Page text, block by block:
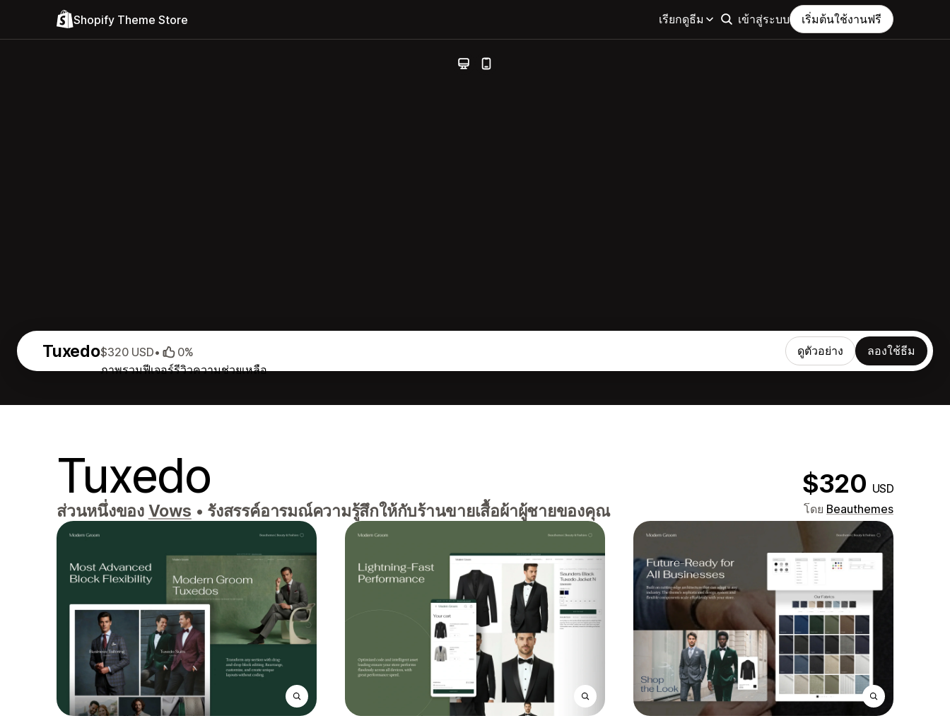
Shopify Theme Store เรียกดูธีม เข้าสู่ระบบ เริ่มต้นใช้งานฟรี
Tuxedo
ภาพรวมฟีเจอร์รีวิวความช่วยเหลือ
$320 USD• 0% ดูตัวอย่าง ลองใช้ธีม
Tuxedo $320 USD
ส่วนหนึ่งของ Vows • รังสรรค์อารมณ์ความรู้สึกให้กับร้านขายเสื้อผ้าผู้ชายของคุณ โดย Beauthemes